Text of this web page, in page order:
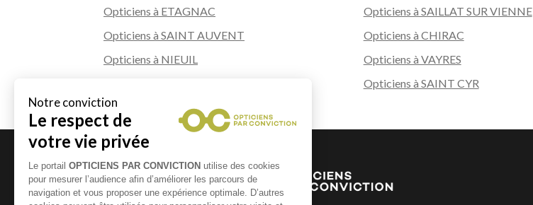
Opticiens à ETAGNAC
Opticiens à SAINT AUVENT
Opticiens à NIEUIL
Opticiens à SAILLAT SUR VIENNE
Opticiens à CHIRAC
Opticiens à VAYRES
Opticiens à SAINT CYR